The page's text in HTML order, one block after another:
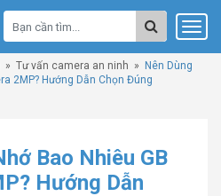
» Tư vấn camera an ninh »
Nên Dùng
2MP? Hướng Dẫn Chọn Đúng
Bao Nhiêu GB
Hướng Dẫn